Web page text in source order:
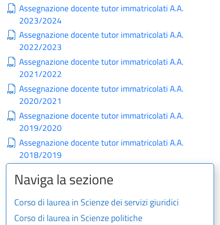
Assegnazione docente tutor immatricolati A.A.
2023/2024
Assegnazione docente tutor immatricolati A.A.
2022/2023
Assegnazione docente tutor immatricolati A.A.
2021/2022
Assegnazione docente tutor immatricolati A.A.
2020/2021
Assegnazione docente tutor immatricolati A.A.
2019/2020
Assegnazione docente tutor immatricolati A.A.
2018/2019
Naviga la sezione
Corso di laurea in Scienze dei servizi giuridici
Corso di laurea in Scienze politiche